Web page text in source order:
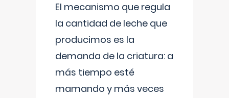
El mecanismo que regula
la cantidad de leche que
producimos es la
demanda de la criatura: a
más tiempo esté
mamando y más veces